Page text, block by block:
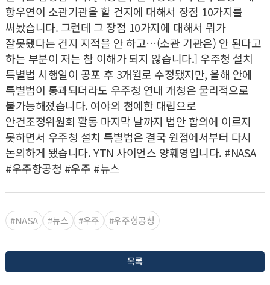
항우연이 소관기관을 할 건지에 대해서 장점 10가지를
써놨습니다. 그런데 그 장점 10가지에 대해서 뭐가
잘못됐다는 건지 지적을 안 하고…(소관 기관은) 안 된다고
하는 부분이 저는 참 이해가 되지 않습니다.] 우주청 설치
특별법 시행일이 공포 후 3개월로 수정됐지만, 올해 안에
특별법이 통과되더라도 우주청 연내 개청은 물리적으로
불가능해졌습니다. 여야의 첨예한 대립으로
안건조정위원회 활동 마지막 날까지 법안 합의에 이르지
못하면서 우주청 설치 특별법은 결국 원점에서부터 다시
논의하게 됐습니다. YTN 사이언스 양훼영입니다. #NASA
#우주항공청 #우주 #뉴스
#NASA #뉴스 #우주 #우주항공청
목록